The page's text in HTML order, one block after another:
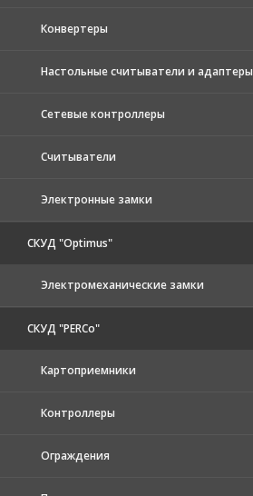
Конвертеры
Настольные считыватели и адаптеры
Сетевые контроллеры
Считыватели
Электронные замки
СКУД "Optimus"
Электромеханические замки
СКУД "PERCo"
Картоприемники
Контроллеры
Ограждения